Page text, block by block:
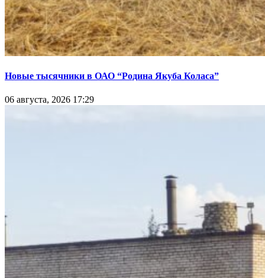
Новые тысячники в ОАО “Родина Якуба Коласа”
06 августа, 2026 17:29